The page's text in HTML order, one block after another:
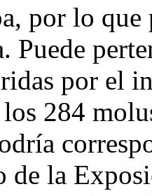
por lo
Puede
por el
284
de la